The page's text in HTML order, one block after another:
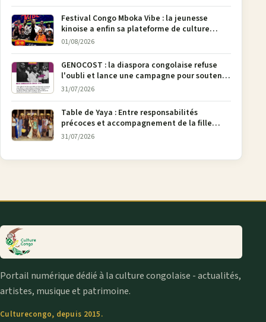
Festival Congo Mboka Vibe : la jeunesse
kinoise a enfin sa plateforme de culture
urbaine
01/08/2026
GENOCOST : la diaspora congolaise refuse
l'oubli et lance une campagne pour soutenir
la pétition FONAREV depuis Bruxelles
31/07/2026
Table de Yaya : Entre responsabilités
précoces et accompagnement de la fille
aînée, la diaspora en débat
31/07/2026
Portail numérique dédié à la culture congolaise - actualités,
artistes, musique et patrimoine.
Culturecongo, depuis 2015.